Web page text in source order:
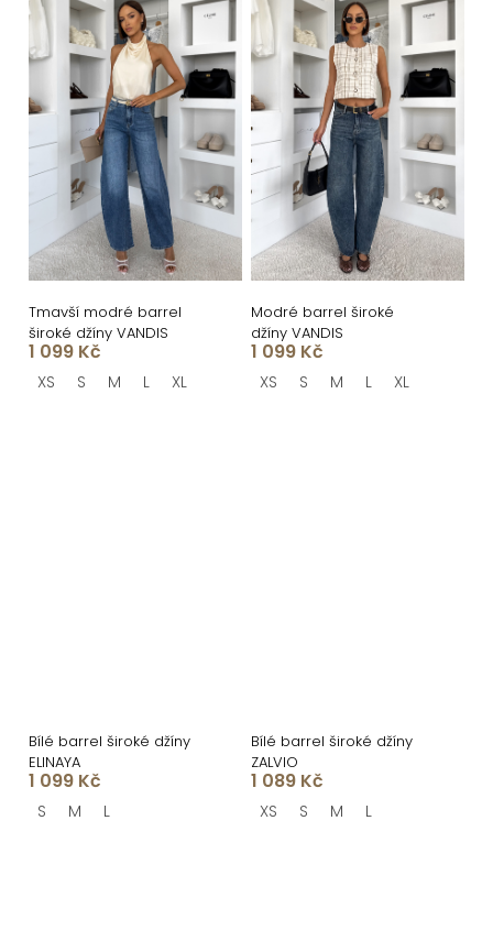
Tmavší modré barrel
široké džíny VANDIS
1 099 Kč
XS S M L XL
Modré barrel široké
džíny VANDIS
1 099 Kč
XS S M L XL
Bílé barrel široké džíny
ELINAYA
1 099 Kč
S M L
Bílé barrel široké džíny
ZALVIO
1 089 Kč
XS S M L